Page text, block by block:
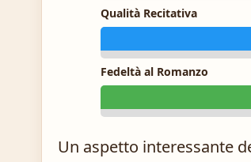
Qualità Recitativa
Fedeltà al Romanzo
Un aspetto interessante